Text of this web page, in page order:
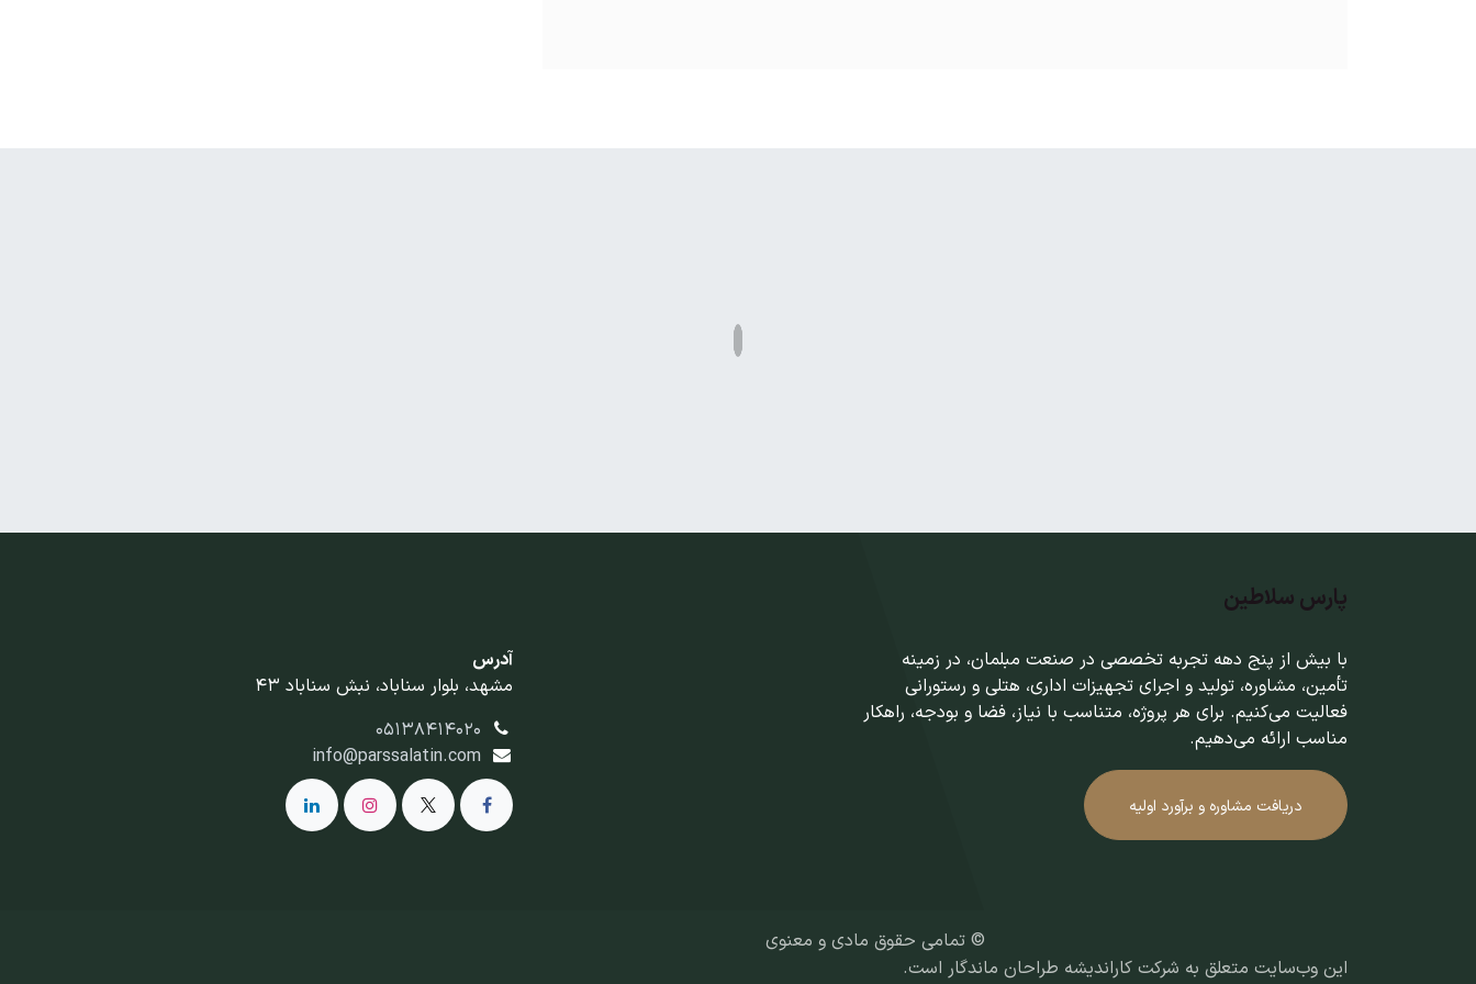
پارس سلاطین
با بیش از پنج دهه تجربه تخصصی در صنعت مبلمان، در زمینه
تأمین، مشاوره، تولید و اجرای تجهیزات اداری، هتلی و رستورانی
فعالیت می‌کنیم. برای هر پروژه، متناسب با نیاز، فضا و بودجه، راهکار
مناسب ارائه می‌دهیم.
دریافت مشاوره و برآورد اولیه
آدرس
مشهد، بلوار سناباد، نبش سناباد 43
05138414020
info@parssalatin.com
© تمامی حقوق مادی و معنوی
این وب‌سایت متعلق به شرکت کاراندیشه طراحان ماندگار است.